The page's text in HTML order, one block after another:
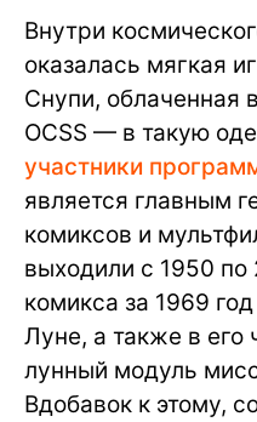
Внутри
оказалась мягкая
Снупи, облаченная
OCSS — в такую
участники
является главным
комиксов и
выходили с 1950
комикса за 1969
Луне, а также в его
лунный модуль
Вдобавок к этому,